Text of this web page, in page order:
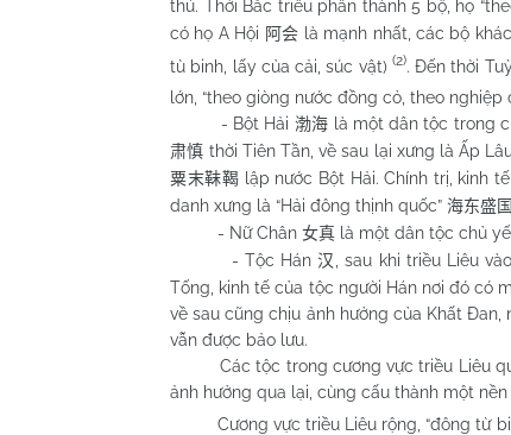
thú. Thời Bắc triều phân thành 5 bộ, họ
có họ A Hội 阿会 là mạnh nhất, các bộ
tù binh, lấy của cải, súc vật) (2). Đến thời
lớn, “theo giòng nước đồng cỏ, theo nghiệp
- Bột Hải 渤海 là một dân tộc trong
肃慎 thời Tiên Tần, về sau lại xưng là Ấp
粟末靺鞨 lập nước Bột Hải. Chính trị, kinh
danh xưng là “Hải đông thịnh quốc” 海东盛国
- Nữ Chân 女真 là một dân tộc chủ
- Tộc Hán汉
, sau khi triều Liêu
Tống, kinh tế của tộc người Hán nơi đó có
về sau cũng chịu ảnh hưởng của Khất
vẫn được bảo lưu.
Các tộc trong cương vực triều Liêu
ảnh hưởng qua lại, cùng cấu thành một
Cương vực triều Liêu rộng, “đông từ